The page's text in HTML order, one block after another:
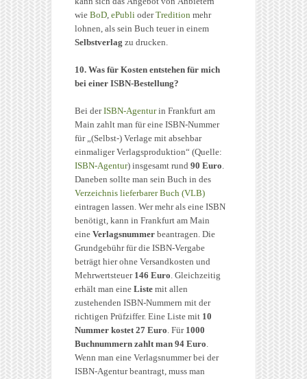
wie BoD, ePubli oderTredition mehr
lohnen, als sein Buch teuer in einem
Selbstverlag zu drucken.
10. Was für Kosten entstehen für mich
bei einer ISBN-Bestellung?
Bei derISBN-Agenturin Frankfurt am
Main zahlt man für eine ISBN-Nummer
für „(Selbst-) Verlage mit absehbar
einmaliger Verlagsproduktion“ (Quelle:
ISBN-Agentur) insgesamt rund 90 Euro.
Daneben sollte man sein Buch in des
Verzeichnis lieferbarer Buch (VLB)
eintragen lassen. Wer mehr als eine ISBN
benötigt, kann in Frankfurt am Main
eine Verlagsnummer beantragen. Die
Grundgebühr für die ISBN-Vergabe
beträgt hier ohne Versandkosten und
Mehrwertsteuer 146 Euro. Gleichzeitig
erhält man eine Liste mit allen
zustehenden ISBN-Nummern mit der
richtigen Prüfziffer. Eine Liste mit 10
Nummer kostet 27 Euro. Für 1000
Buchnummern zahlt man 94 Euro.
Wenn man eine Verlagsnummer bei der
ISBN-Agentur beantragt, muss man